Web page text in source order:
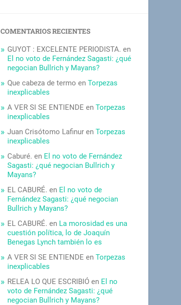
COMENTARIOS RECIENTES
GUYOT : EXCELENTE PERIODISTA. en
El no voto de Fernández Sagasti: ¿qué
negocian Bullrich y Mayans?
Que cabeza de termo enTorpezas
inexplicables
A VER SI SE ENTIENDE enTorpezas
inexplicables
Juan Crisótomo Lafinur enTorpezas
inexplicables
Caburé. en El no voto de Fernández
Sagasti: ¿qué negocian Bullrich y
Mayans?
EL CABURÉ. en El no voto de
Fernández Sagasti: ¿qué negocian
Bullrich y Mayans?
EL CABURÉ. en La morosidad es una
cuestión política, lo de Joaquín
Benegas Lynch también lo es
A VER SI SE ENTIENDE enTorpezas
inexplicables
RELEA LO QUE ESCRIBIÓ en El no
voto de Fernández Sagasti: ¿qué
negocian Bullrich y Mayans?